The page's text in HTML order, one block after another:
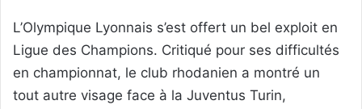
L’Olympique Lyonnais s’est offert un bel exploit en
Ligue des Champions. Critiqué pour ses difficultés
en championnat, le club rhodanien a montré un
tout autre visage face à la Juventus Turin,